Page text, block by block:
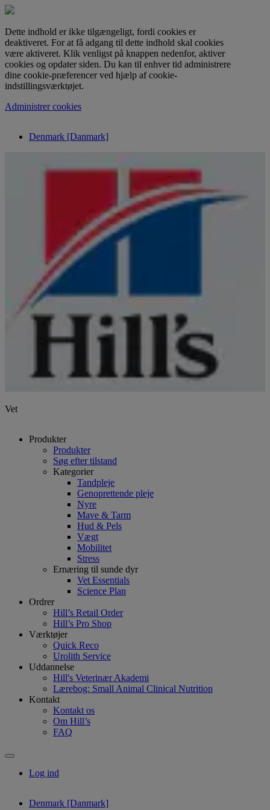
Dette indhold er ikke tilgængeligt, fordi cookies er
deaktiveret. For at få adgang til dette indhold skal cookies
være aktiveret. Klik venligst på knappen nedenfor, aktiver
cookies og opdater siden. Du kan til enhver tid administrere
dine cookie-præferencer ved hjælp af cookie-
indstillingsværktøjet.
Administrer cookies
Denmark [Danmark]
Vet
Produkter
Produkter
Søg efter tilstand
Kategorier
Tandpleje
Genoprettende pleje
Nyre
Mave & Tarm
Hud & Pels
Vægt
Mobilitet
Stress
Ernæring til sunde dyr
Vet Essentials
Science Plan
Ordrer
Hill’s Retail Order
Hill’s Pro Shop
Værktøjer
Quick Reco
Urolith Service
Uddannelse
Hill's Veterinær Akademi
Lærebog: Small Animal Clinical Nutrition
Kontakt
Kontakt os
Om Hill’s
FAQ
Log ind
Denmark [Danmark]